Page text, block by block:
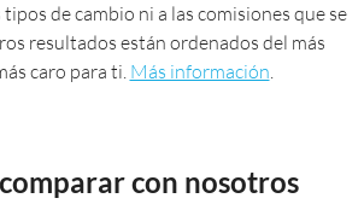
de cambio ni a las comisiones que se
resultados están ordenados del más
caro para ti. Más información.
con nosotros